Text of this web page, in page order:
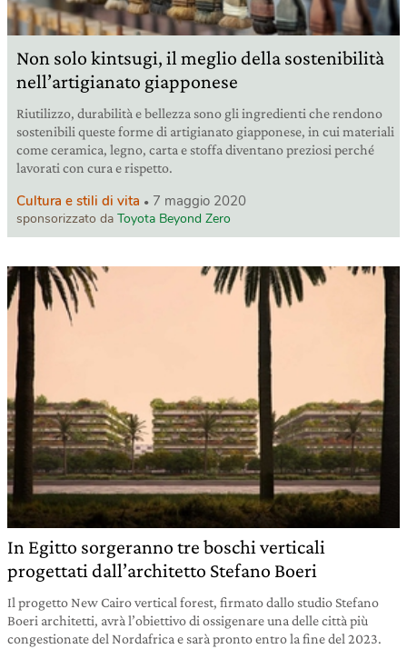
Non solo kintsugi, il meglio della sostenibilità
nell’artigianato giapponese
Riutilizzo, durabilità e bellezza sono gli ingredienti che rendono
sostenibili queste forme di artigianato giapponese, in cui materiali
come ceramica, legno, carta e stoffa diventano preziosi perché
lavorati con cura e rispetto.
Cultura e stili di vita 7 maggio 2020
sponsorizzato da Toyota Beyond Zero
In Egitto sorgeranno tre boschi verticali
progettati dall’architetto Stefano Boeri
Il progetto New Cairo vertical forest, firmato dallo studio Stefano
Boeri architetti, avrà l’obiettivo di ossigenare una delle città più
congestionate del Nordafrica e sarà pronto entro la fine del 2023.